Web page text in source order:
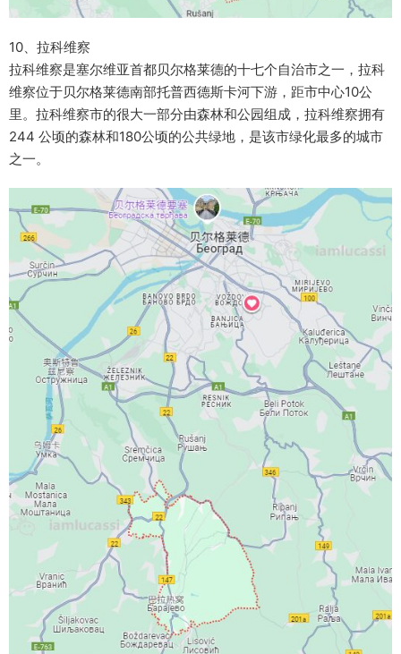
10、拉科维察
拉科维察是塞尔维亚首都贝尔格莱德的十七个自治市之一，拉科
维察位于贝尔格莱德南部托普西德斯卡河下游，距市中心10公
里。拉科维察市的很大一部分由森林和公园组成，拉科维察拥有
244 公顷的森林和180公顷的公共绿地，是该市绿化最多的城市
之一。